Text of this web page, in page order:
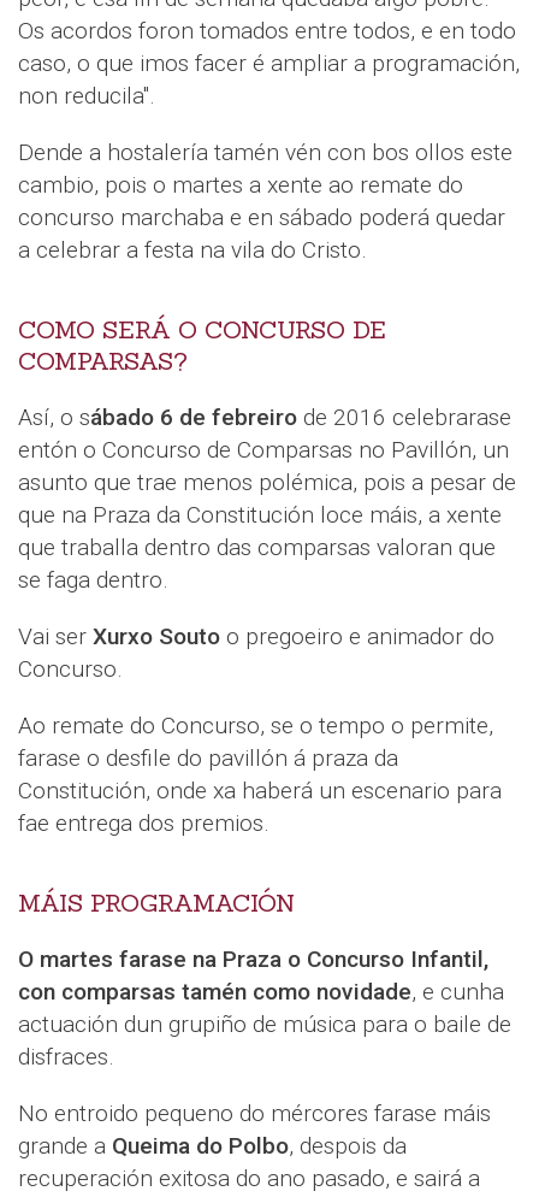
Os acordos foron tomados entre todos, e en todo
caso, o que imos facer é ampliar a programación,
non reducila".
Dende a hostalería tamén vén con bos ollos este
cambio, pois o martes a xente ao remate do
concurso marchaba e en sábado poderá quedar
a celebrar a festa na vila do Cristo.
COMO SERÁ O CONCURSO DE
COMPARSAS?
Así, o sábado 6 de febreiro de 2016 celebrarase
entón o Concurso de Comparsas no Pavillón, un
asunto que trae menos polémica, pois a pesar de
que na Praza da Constitución loce máis, a xente
que traballa dentro das comparsas valoran que
se faga dentro.
Vai ser Xurxo Souto o pregoeiro e animador do
Concurso.
Ao remate do Concurso, se o tempo o permite,
farase o desfile do pavillón á praza da
Constitución, onde xa haberá un escenario para
fae entrega dos premios.
MÁIS PROGRAMACIÓN
O martes farase na Praza o Concurso Infantil,
con comparsas tamén como novidade, e cunha
actuación dun grupiño de música para o baile de
disfraces.
No entroido pequeno do mércores farase máis
grande a Queima do Polbo, despois da
recuperación exitosa do ano pasado, e sairá a